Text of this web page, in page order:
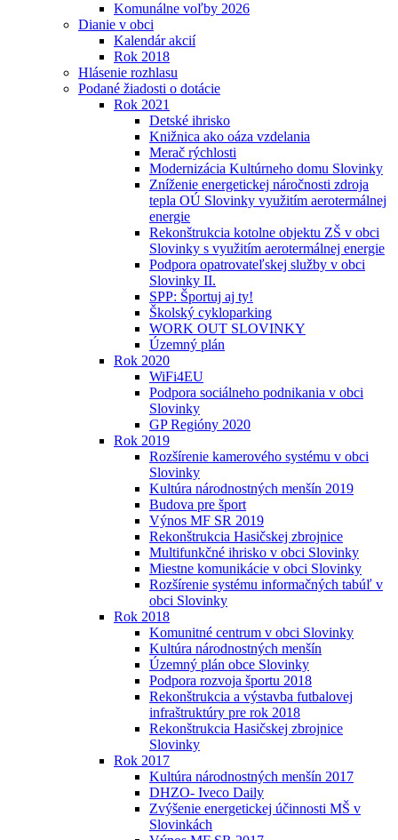
Komunálne voľby 2026
Dianie v obci
Kalendár akcií
Rok 2018
Hlásenie rozhlasu
Podané žiadosti o dotácie
Rok 2021
Detské ihrisko
Knižnica ako oáza vzdelania
Merač rýchlosti
Modernizácia Kultúrneho domu Slovinky
Zníženie energetickej náročnosti zdroja
tepla OÚ Slovinky využitím aerotermálnej
energie
Rekonštrukcia kotolne objektu ZŠ v obci
Slovinky s využitím aerotermálnej energie
Podpora opatrovateľskej služby v obci
Slovinky II.
SPP: Športuj aj ty!
Školský cykloparking
WORK OUT SLOVINKY
Územný plán
Rok 2020
WiFi4EU
Podpora sociálneho podnikania v obci
Slovinky
GP Regióny 2020
Rok 2019
Rozšírenie kamerového systému v obci
Slovinky
Kultúra národnostných menšín 2019
Budova pre šport
Výnos MF SR 2019
Rekonštrukcia Hasičskej zbrojnice
Multifunkčné ihrisko v obci Slovinky
Miestne komunikácie v obci Slovinky
Rozšírenie systému informačných tabúľ v
obci Slovinky
Rok 2018
Komunitné centrum v obci Slovinky
Kultúra národnostných menšín
Územný plán obce Slovinky
Podpora rozvoja športu 2018
Rekonštrukcia a výstavba futbalovej
infraštruktúry pre rok 2018
Rekonštrukcia Hasičskej zbrojnice
Slovinky
Rok 2017
Kultúra národnostných menšín 2017
DHZO- Iveco Daily
Zvýšenie energetickej účinnosti MŠ v
Slovinkách